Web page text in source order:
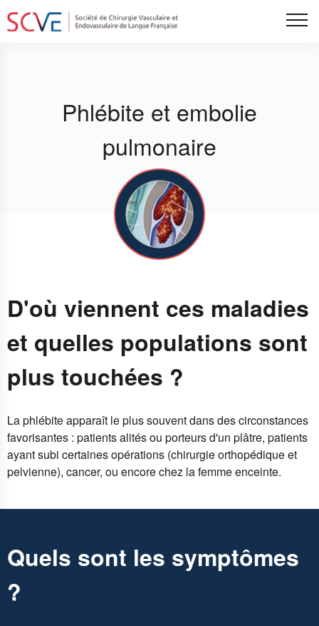
Aller
au
Phlébite et embolie
pulmonaire
D'où viennent ces maladies
et quelles populations sont
plus touchées ?
La phlébite apparaît le plus souvent dans des circonstances
favorisantes : patients alités ou porteurs d'un plâtre, patients
ayant subi certaines opérations (chirurgie orthopédique et
pelvienne), cancer, ou encore chez la femme enceinte.
Quels sont les symptômes
?